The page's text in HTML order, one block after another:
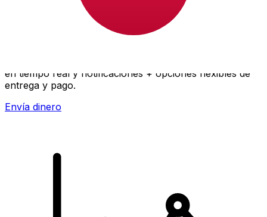
Transferencia Internacional de Dinero Xe
en tiempo real y notificaciones + opciones flexibles de
entrega y pago.
Envía dinero